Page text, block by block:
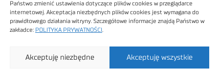
Państwo zmienić ustawienia dotyczące plików cookies w przeglądarce
internetowej. Akceptacja niezbędnych plików cookies jest wymagana do
prawidłowego działania witryny. Szczegółowe informacje znajdą Państwo w
zakładce: POLITYKA PRYWATNOŚCI
Akceptuję wszystkie
Akceptuję niezbędne
Obrazy stockowe
autorstwa
Technologiczny